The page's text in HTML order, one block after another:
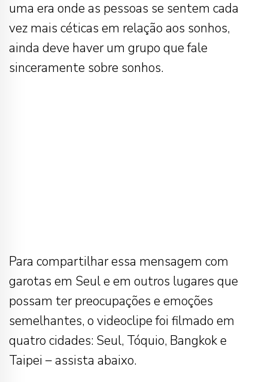
uma era onde as pessoas se sentem cada
vez mais céticas em relação aos sonhos,
ainda deve haver um grupo que fale
sinceramente sobre sonhos.
Para compartilhar essa mensagem com
garotas em Seul e em outros lugares que
possam ter preocupações e emoções
semelhantes, o videoclipe foi filmado em
quatro cidades: Seul, Tóquio, Bangkok e
Taipei – assista abaixo.